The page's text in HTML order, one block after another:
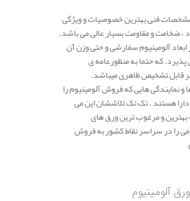
فنی بهترین خصوصیات و ویژگی
، ضخامت و مقاومت بسیار عالی می باشد.
آلومینیوم سفارشی و حتی وزن آن
که حتما به منظورعامه ی
قابل تشخیص ظاهری میباشد.
و نمایندگی هایی که فروش آلومینیوم را
هستند ، تک تک تلاششان این می
و مرغوب ترین ورق های
را در سراسر نقاط کشور به فروش
آلومینیوم